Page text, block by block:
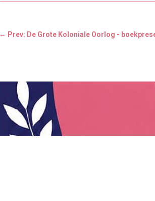
← Prev: De Grote Koloniale Oorlog -